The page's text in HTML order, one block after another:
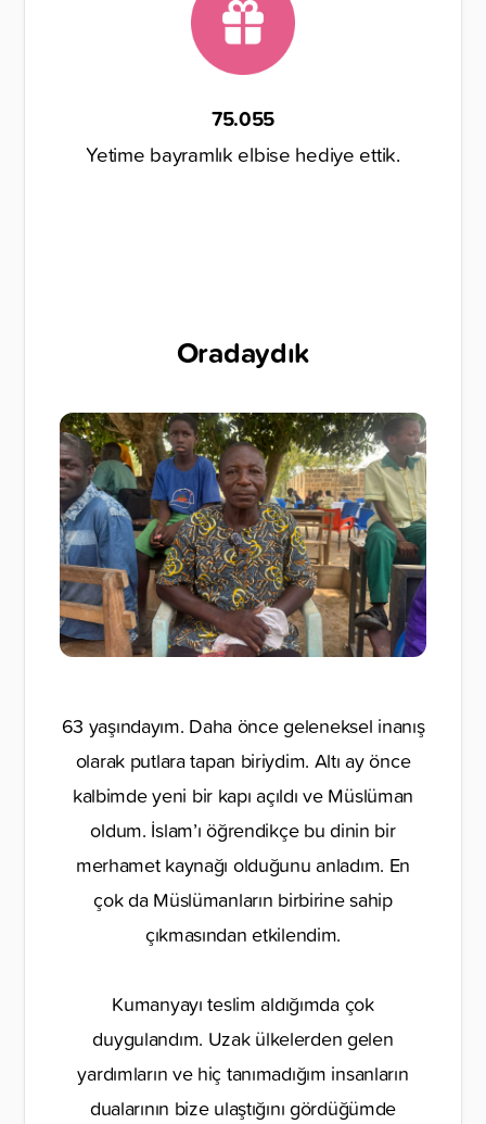
75.055
Yetime bayramlık elbise hediye ettik.
Oradaydık
63 yaşındayım. Daha önce geleneksel inanış
olarak putlara tapan biriydim. Altı ay önce
kalbimde yeni bir kapı açıldı ve Müslüman
oldum. İslam’ı öğrendikçe bu dinin bir
merhamet kaynağı olduğunu anladım. En
çok da Müslümanların birbirine sahip
çıkmasından etkilendim.
Kumanyayı teslim aldığımda çok
duygulandım. Uzak ülkelerden gelen
yardımların ve hiç tanımadığım insanların
dualarının bize ulaştığını gördüğümde